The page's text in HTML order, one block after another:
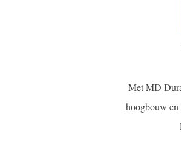
Met MD
hoogbouw en